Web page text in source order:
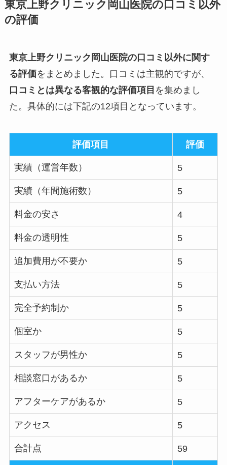
東京上野クリニック岡山医院の口コミ以外
の評価
東京上野クリニック岡山医院の口コミ以外に関す
る評価をまとめました。口コミは主観的ですが、
口コミとは異なる客観的な評価項目 を集めまし
た。具体的には下記の12項目となっています。
評価項目 評価
実績（運営年数） 5
実績（年間施術数） 5
料金の安さ 4
料金の透明性 5
追加費用が不要か 5
支払い方法 5
完全予約制か 5
個室か 5
スタッフが男性か 5
相談窓口があるか 5
アフターケアがあるか 5
アクセス 5
合計点 59